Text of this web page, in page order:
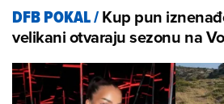
DFB POKAL/Kup pun
velikani otvaraju sezonu na